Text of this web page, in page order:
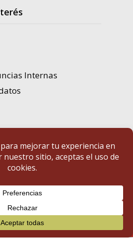
Internas
| Diputación de Badajoz